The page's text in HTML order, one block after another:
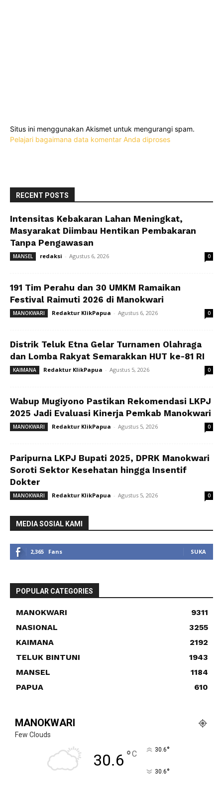
Situs ini menggunakan Akismet untuk mengurangi spam.
Pelajari bagaimana data komentar Anda diproses
RECENT POSTS
Intensitas Kebakaran Lahan Meningkat,
Masyarakat Diimbau Hentikan Pembakaran
Tanpa Pengawasan
MANSEL redaksi - Agustus 6, 2026 0
191 Tim Perahu dan 30 UMKM Ramaikan
Festival Raimuti 2026 di Manokwari
MANOKWARI Redaktur KlikPapua - Agustus 6, 2026 0
Distrik Teluk Etna Gelar Turnamen Olahraga
dan Lomba Rakyat Semarakkan HUT ke-81 RI
KAIMANA Redaktur KlikPapua - Agustus 5, 2026 0
Wabup Mugiyono Pastikan Rekomendasi LKPJ
2025 Jadi Evaluasi Kinerja Pemkab Manokwari
MANOKWARI Redaktur KlikPapua - Agustus 5, 2026 0
Paripurna LKPJ Bupati 2025, DPRK Manokwari
Soroti Sektor Kesehatan hingga Insentif
Dokter
MANOKWARI Redaktur KlikPapua - Agustus 5, 2026 0
MEDIA SOSIAL KAMI
2,365 Fans SUKA
POPULAR CATEGORIES
MANOKWARI
9311
NASIONAL
3255
KAIMANA
2192
TELUK BINTUNI
1943
MANSEL
1184
PAPUA
610
MANOKWARI
Few Clouds
30.6 °C 30.6°
30.6°